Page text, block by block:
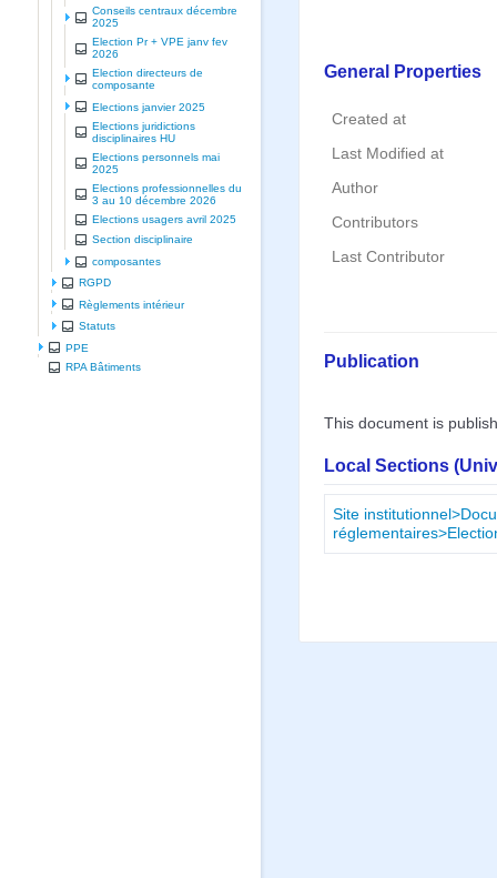
Conseils centraux décembre
2025
Election Pr + VPE janv fev
2026
Election directeurs de
composante
Elections janvier 2025
Elections juridictions
disciplinaires HU
Elections personnels mai
2025
Elections professionnelles du
3 au 10 décembre 2026
Elections usagers avril 2025
Section disciplinaire
composantes
RGPD
Règlements intérieur
Statuts
PPE
RPA Bâtiments
General Properties
Created at
Last Modified at
Author
Contributors
Last Contributor
Publication
This document is
Local Sections
Site